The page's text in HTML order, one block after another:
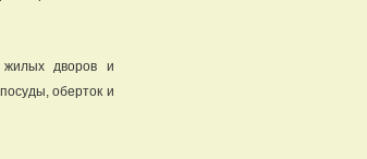
жилых дворов и
оберток и